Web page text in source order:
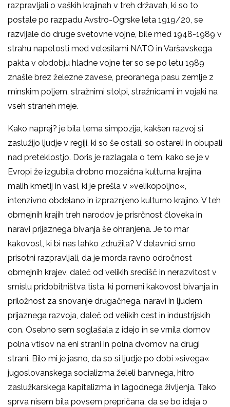
razpravljali o vaških krajinah v treh državah, ki so to
postale po razpadu Avstro-Ogrske leta 1919/20, se
razvijale do druge svetovne vojne, bile med 1948-1989 v
strahu napetosti med velesilami NATO in Varšavskega
pakta v obdobju hladne vojne ter so se po letu 1989
znašle brez železne zavese, preoranega pasu zemlje z
minskim poljem, stražnimi stolpi, stražnicami in vojaki na
vseh straneh meje.
Kako naprej? je bila tema simpozija, kakšen razvoj si
zaslužijo ljudje v regiji, ki so še ostali, so ostareli in obupali
nad preteklostjo. Doris je razlagala o tem, kako se je v
Evropi že izgubila drobno mozaična kulturna krajina
malih kmetij in vasi, ki je prešla v »velikopoljno«,
intenzivno obdelano in izpraznjeno kulturno krajino. V teh
obmejnih krajih treh narodov je prisrčnost človeka in
naravi prijaznega bivanja še ohranjena. Je to mar
kakovost, ki bi nas lahko združila? V delavnici smo
prisotni razpravljali, da je morda ravno odročnost
obmejnih krajev, daleč od velikih središč in nerazvitost v
smislu pridobitništva tista, ki pomeni kakovost bivanja in
priložnost za snovanje drugačnega, naravi in ljudem
prijaznega razvoja, daleč od velikih cest in industrijskih
con. Osebno sem soglašala z idejo in se vrnila domov
polna vtisov na eni strani in polna dvomov na drugi
strani. Bilo mi je jasno, da so si ljudje po dobi »sivega«
jugoslovanskega socializma želeli barvnega, hitro
zaslužkarskega kapitalizma in lagodnega življenja. Tako
sprva nisem bila povsem prepričana, da se bo ideja o